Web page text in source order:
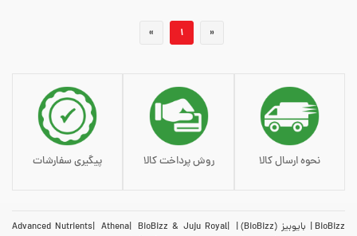
افزودن به سبد خرید
«
1
»
نحوه ارسال کالا روش پرداخت کالا پیگیری سفارشات
BioBizz بایوبیز (BioBizz) Advanced Nutrients Athena
BioBizz & Juju Royal